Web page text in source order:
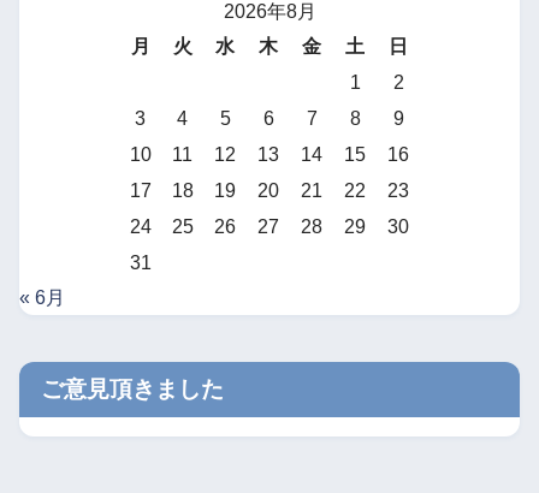
2026年8月
月
火 水 木 金 土
日
1
2
3
4 5 6 7 8
9
10
11 12 13 14 15
16
17
18 19 20 21 22
23
24
25 26 27 28 29
30
31
« 6月
ご意見頂きました